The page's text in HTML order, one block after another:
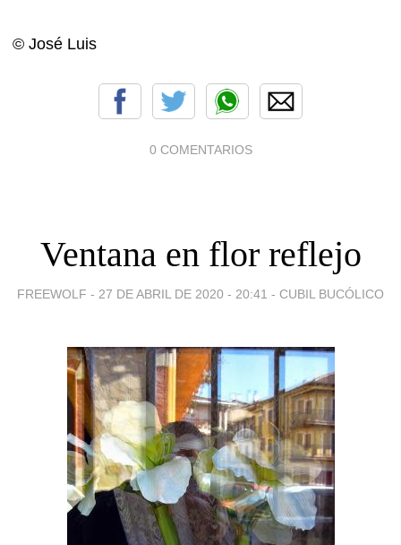
© José Luis
0 COMENTARIOS
Ventana en flor reflejo
FREEWOLF - 27 DE ABRIL DE 2020 - 20:41 - CUBIL BUCÓLICO